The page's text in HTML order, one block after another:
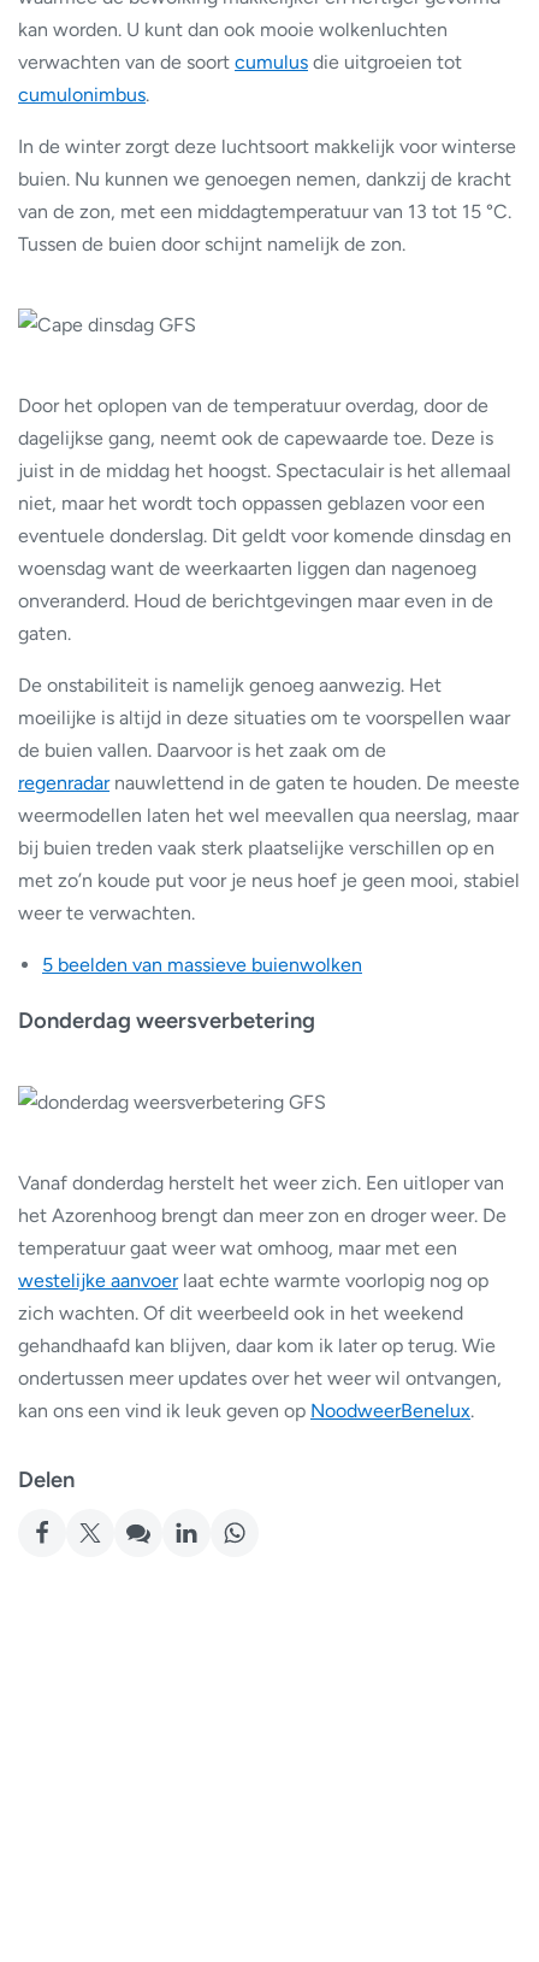
kan worden. U kunt dan ook mooie wolkenluchten
verwachten van de soort cumulus die uitgroeien tot
cumulonimbus.
In de winter zorgt deze luchtsoort makkelijk voor winterse
buien. Nu kunnen we genoegen nemen, dankzij de kracht
van de zon, met een middagtemperatuur van 13 tot 15 °C.
Tussen de buien door schijnt namelijk de zon.
Door het oplopen van de temperatuur overdag, door de
dagelijkse gang, neemt ook de capewaarde toe. Deze is
juist in de middag het hoogst. Spectaculair is het allemaal
niet, maar het wordt toch oppassen geblazen voor een
eventuele donderslag. Dit geldt voor komende dinsdag en
woensdag want de weerkaarten liggen dan nagenoeg
onveranderd. Houd de berichtgevingen maar even in de
gaten.
De onstabiliteit is namelijk genoeg aanwezig. Het
moeilijke is altijd in deze situaties om te voorspellen waar
de buien vallen. Daarvoor is het zaak om de
regenradarnauwlettend in de gaten te houden. De meeste
weermodellen laten het wel meevallen qua neerslag, maar
bij buien treden vaak sterk plaatselijke verschillen op en
met zo’n koude put voor je neus hoef je geen mooi, stabiel
weer te verwachten.
5 beelden van massieve buienwolken
Donderdag weersverbetering
Vanaf donderdag herstelt het weer zich. Een uitloper van
het Azorenhoog brengt dan meer zon en droger weer. De
temperatuur gaat weer wat omhoog, maar met een
westelijke aanvoerlaat echte warmte voorlopig nog op
zich wachten. Of dit weerbeeld ook in het weekend
gehandhaafd kan blijven, daar kom ik later op terug. Wie
ondertussen meer updates over het weer wil ontvangen,
kan ons een vind ik leuk geven op NoodweerBenelux.
Delen